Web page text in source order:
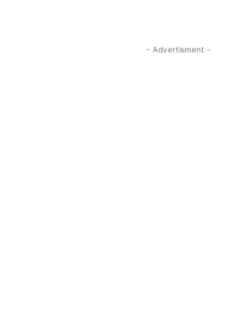
- Advertisment -